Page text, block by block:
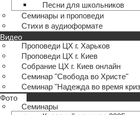
Песни для школьников
Семинары и проповеди
Стихи в аудиоформате
Видео
Проповеди ЦХ г. Харьков
Проповеди ЦХ г. Киев
Собрание ЦХ г. Киев онлайн
Семинар "Свобода во Христе"
Семинар "Надежда во время
Фото
Семинары